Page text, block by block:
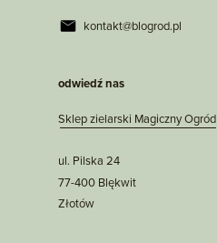
kontakt@blogrod.pl
odwiedź nas
Sklep zielarski Magiczny Ogród
ul. Pilska 24
77-400 Blękwit
Złotów